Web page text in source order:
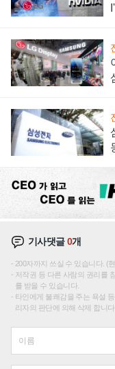
기사댓글0개
200자까지 쓰실 수 있습니다. (
저작권 등 다른 사람의 권리를
를 받을 수 있습니다.
타인에게 불쾌감을 주는 욕설
리자의 판단에 의해 삭제 합니다.